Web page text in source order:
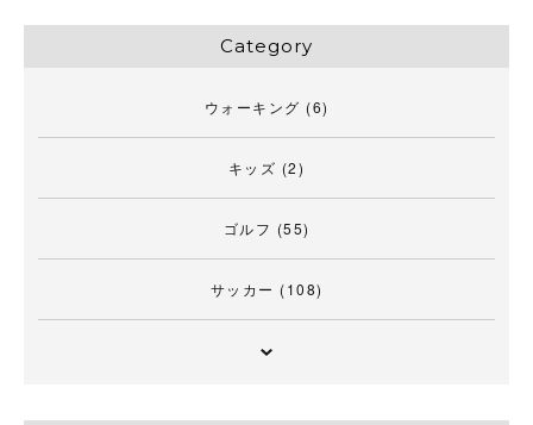
Category
ウォーキング (6)
キッズ (2)
ゴルフ (55)
サッカー (108)